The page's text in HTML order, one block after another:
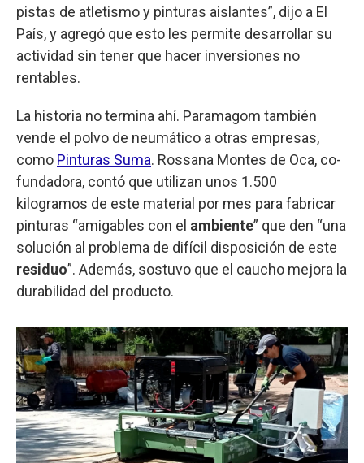
pistas de atletismo y pinturas aislantes”, dijo a El
País, y agregó que esto les permite desarrollar su
actividad sin tener que hacer inversiones no
rentables.
La historia no termina ahí. Paramagom también
vende el polvo de neumático a otras empresas,
como Pinturas Suma. Rossana Montes de Oca, co-
fundadora, contó que utilizan unos 1.500
kilogramos de este material por mes para fabricar
pinturas “amigables con el ambiente” que den “una
solución al problema de difícil disposición de este
residuo”. Además, sostuvo que el caucho mejora la
durabilidad del producto.